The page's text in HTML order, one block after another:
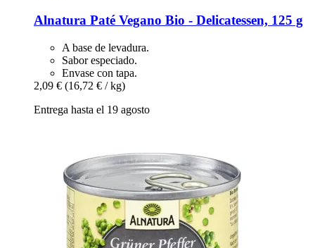
Alnatura Paté Vegano Bio -​ Delicatessen, 125 g
A base de levadura.
Sabor especiado.
Envase con tapa.
2,09 € (16,72 € / kg)
Entrega hasta el 19 agosto